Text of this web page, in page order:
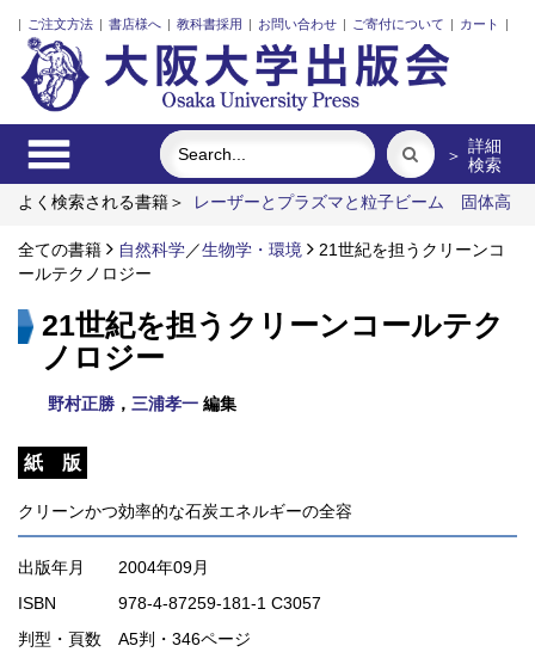
| ご注文方法 | 書店様へ | 教科書採用 | お問い合わせ | ご寄付について | カート |
＞ 詳細
検索
よく検索される書籍＞
レーザーとプラズマと粒子ビーム
固体高
正・昭和の細菌学者たち
リスク意思決定論
外国人介護士と働
くための異文化理解
全ての書籍 自然科学／生物学・環境
21世紀を担うクリーンコ
ールテクノロジー
21世紀を担うクリーンコールテク
ノロジー
野村正勝 ， 三浦孝一 編集
紙 版
クリーンかつ効率的な石炭エネルギーの全容
出版年月
2004年09月
ISBN
978-4-87259-181-1 C3057
判型・頁数 A5判・346ページ